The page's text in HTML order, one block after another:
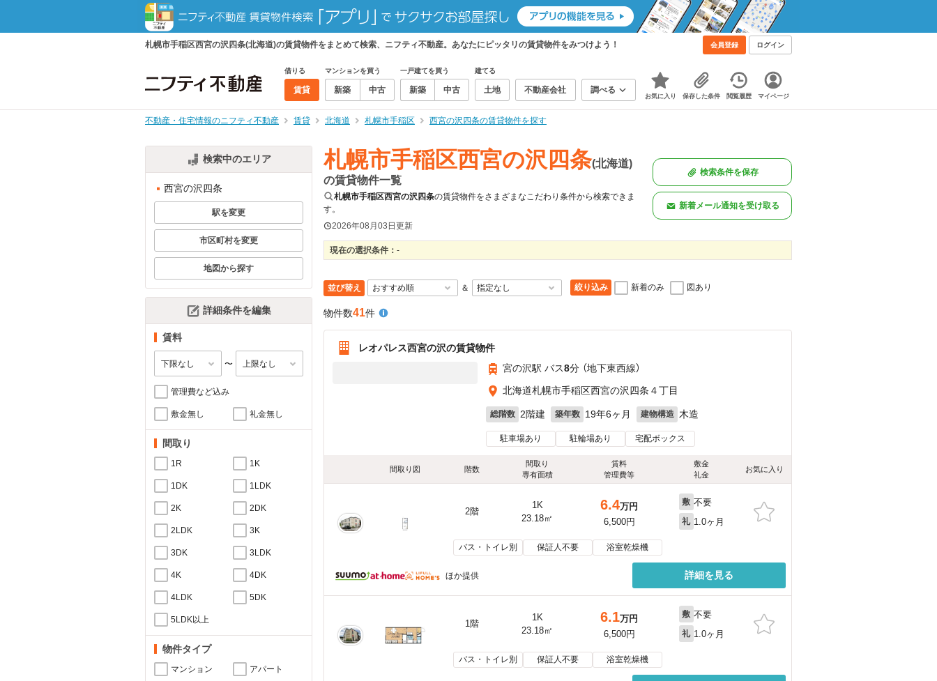
札幌市手稲区西宮の沢四条(北海道)の賃貸物件をまとめて検索、ニフティ不動産。あなたにピッタリの賃貸物件をみつけよう！ 会員登録 ログイン
借りる
賃貸
マンションを買う
新築 中古
一戸建てを買う
新築 中古
建てる
土地 不動産会社 調べる
お気に入り 保存した条件 閲覧履歴 マイページ
不動産・住宅情報のニフティ不動産 賃貸 北海道 札幌市手稲区 西宮の沢四条の賃貸物件を探す
検索中のエリア
西宮の沢四条
駅を変更
市区町村を変更
地図から探す
詳細条件を編集
賃料
〜
管理費など込み
敷金無し 礼金無し
間取り
1R 1K
1DK 1LDK
2K 2DK
2LDK 3K
3DK 3LDK
4K 4DK
4LDK 5DK
5LDK以上
物件タイプ
マンション アパート
札幌市手稲区西宮の沢四条(北海道)
の賃貸物件一覧
札幌市手稲区西宮の沢四条の賃貸物件をさまざまなこだわり条件から検索できま
す。
2026年08月03日更新
検索条件を保存
新着メール通知を受け取る
現在の選択条件： -
並び替え ＆ 絞り込み 新着のみ 図あり
物件数41件
レオパレス西宮の沢の賃貸物件
宮の沢駅 バス8分 （地下東西線）
北海道札幌市手稲区西宮の沢四条４丁目
総階数 2階建 築年数 19年6ヶ月 建物構造 木造
駐車場あり 駐輪場あり 宅配ボックス
間取り図 階数
間取り
専有面積
賃料
管理費等
敷金
礼金
お気に入り
2階
1K
23.18㎡
6.4万円
6,500円
敷 不要
礼 1.0ヶ月
バス・トイレ別 保証人不要 浴室乾燥機
ほか提供 詳細を見る
1階
1K
23.18㎡
6.1万円
6,500円
敷 不要
礼 1.0ヶ月
バス・トイレ別 保証人不要 浴室乾燥機